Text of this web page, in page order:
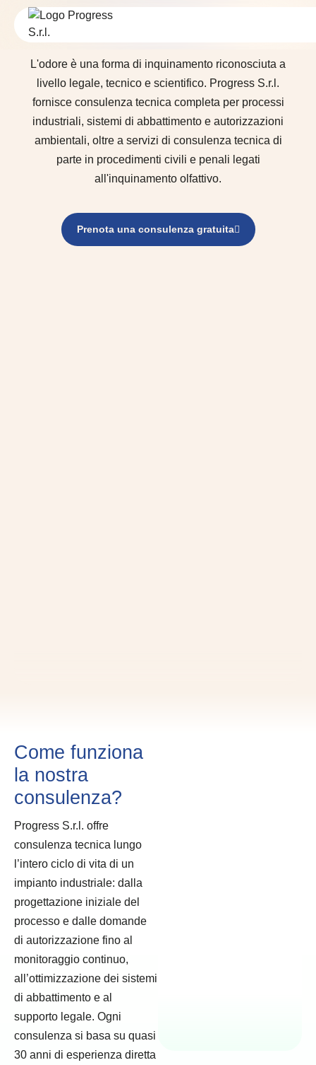
Consulenza
L'odore è una forma di inquinamento riconosciuta a
livello legale, tecnico e scientifico. Progress S.r.l.
fornisce consulenza tecnica completa per processi
industriali, sistemi di abbattimento e autorizzazioni
ambientali, oltre a servizi di consulenza tecnica di
parte in procedimenti civili e penali legati
all'inquinamento olfattivo.
Prenota una consulenza gratuita
Come funziona
la nostra
consulenza?
Progress S.r.l. offre
consulenza tecnica lungo
l’intero ciclo di vita di un
impianto industriale: dalla
progettazione iniziale del
processo e dalle domande
di autorizzazione fino al
monitoraggio continuo,
all’ottimizzazione dei sistemi
di abbattimento e al
supporto legale. Ogni
consulenza si basa su quasi
30 anni di esperienza diretta